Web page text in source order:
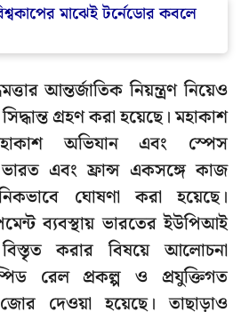
মাঝেই টর্নেডোর কবলে
আন্তর্জাতিক নিয়ন্ত্রণ নিয়েও
গ্রহণ করা হয়েছে। মহাকাশ
অভিযান এবং স্পেস
এবং ফ্রান্স একসঙ্গে কাজ
ঘোষণা করা হয়েছে।
ব্যবস্থায় ভারতের ইউপিআই
বিস্তৃত করার বিষয়ে আলোচনা
রেল প্রকল্প ও প্রযুক্তিগত
দেওয়া হয়েছে। তাছাড়াও